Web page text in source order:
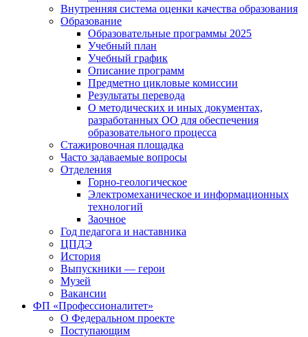
Внутренняя система оценки качества образования
Образование
Образовательные программы 2025
Учебный план
Учебный график
Описание программ
Предметно цикловые комиссии
Результаты перевода
О методических и иных документах,
разработанных ОО для обеспечения
образовательного процесса
Стажировочная площадка
Часто задаваемые вопросы
Отделения
Горно-геологическое
Электромеханическое и информационных
технологий
Заочное
Год педагога и наставника
ЦПДЭ
История
Выпускники — герои
Музей
Вакансии
ФП «Профессионалитет»
О Федеральном проекте
Поступающим